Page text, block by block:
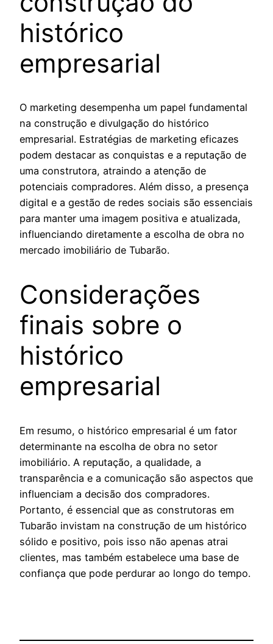
histórico
empresarial
O marketing desempenha um papel fundamental
na construção e divulgação do histórico
empresarial. Estratégias de marketing eficazes
podem destacar as conquistas e a reputação de
uma construtora, atraindo a atenção de
potenciais compradores. Além disso, a presença
digital e a gestão de redes sociais são essenciais
para manter uma imagem positiva e atualizada,
influenciando diretamente a escolha de obra no
mercado imobiliário de Tubarão.
Considerações
finais sobre o
histórico
empresarial
Em resumo, o histórico empresarial é um fator
determinante na escolha de obra no setor
imobiliário. A reputação, a qualidade, a
transparência e a comunicação são aspectos que
influenciam a decisão dos compradores.
Portanto, é essencial que as construtoras em
Tubarão invistam na construção de um histórico
sólido e positivo, pois isso não apenas atrai
clientes, mas também estabelece uma base de
confiança que pode perdurar ao longo do tempo.